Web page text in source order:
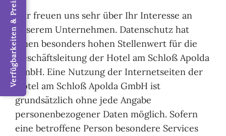
Wir freuen uns sehr über Ihr Interesse an
unserem Unternehmen. Datenschutz hat
einen besonders hohen Stellenwert für die
Geschäftsleitung der Hotel am Schloß Apolda
GmbH. Eine Nutzung der Internetseiten der
Hotel am Schloß Apolda GmbH ist
grundsätzlich ohne jede Angabe
personenbezogener Daten möglich. Sofern
eine betroffene Person besondere Services